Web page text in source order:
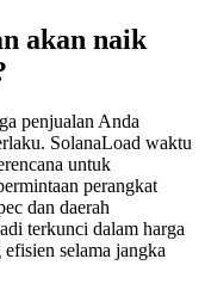
akan naik
penjualan Anda
SolanaLoad waktu
untuk
perangkat
dan daerah
terkunci dalam harga
selama jangka